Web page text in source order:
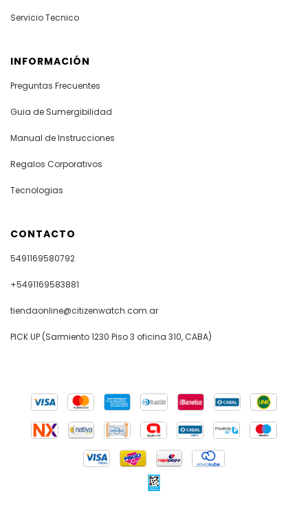
Servicio Tecnico
INFORMACIÓN
Preguntas Frecuentes
Guia de Sumergibilidad
Manual de Instrucciones
Regalos Corporativos
Tecnologias
CONTACTO
5491169580792
+5491169583881
tiendaonline@citizenwatch.com.ar
PICK UP (Sarmiento 1230 Piso 3 oficina 310, CABA)